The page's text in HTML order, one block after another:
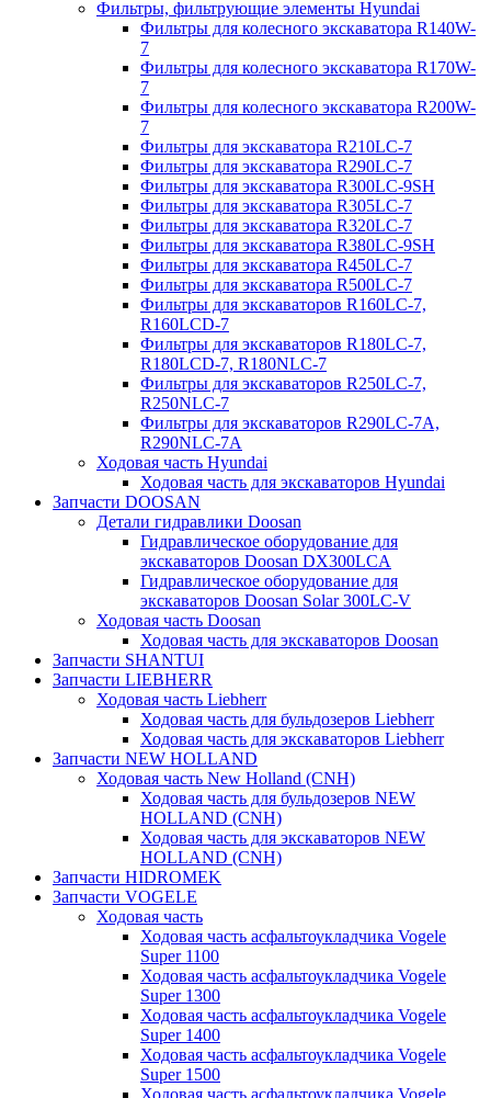
Фильтры, фильтрующие элементы Hyundai
Фильтры для колесного экскаватора R140W-
7
Фильтры для колесного экскаватора R170W-
7
Фильтры для колесного экскаватора R200W-
7
Фильтры для экскаватора R210LC-7
Фильтры для экскаватора R290LC-7
Фильтры для экскаватора R300LC-9SH
Фильтры для экскаватора R305LC-7
Фильтры для экскаватора R320LC-7
Фильтры для экскаватора R380LC-9SH
Фильтры для экскаватора R450LC-7
Фильтры для экскаватора R500LC-7
Фильтры для экскаваторов R160LC-7,
R160LCD-7
Фильтры для экскаваторов R180LC-7,
R180LCD-7, R180NLC-7
Фильтры для экскаваторов R250LC-7,
R250NLC-7
Фильтры для экскаваторов R290LC-7A,
R290NLC-7A
Ходовая часть Hyundai
Ходовая часть для экскаваторов Hyundai
Запчасти DOOSAN
Детали гидравлики Doosan
Гидравлическое оборудование для
экскаваторов Doosan DX300LCA
Гидравлическое оборудование для
экскаваторов Doosan Solar 300LC-V
Ходовая часть Doosan
Ходовая часть для экскаваторов Doosan
Запчасти SHANTUI
Запчасти LIEBHERR
Ходовая часть Liebherr
Ходовая часть для бульдозеров Liebherr
Ходовая часть для экскаваторов Liebherr
Запчасти NEW HOLLAND
Ходовая часть New Holland (CNH)
Ходовая часть для бульдозеров NEW
HOLLAND (CNH)
Ходовая часть для экскаваторов NEW
HOLLAND (CNH)
Запчасти HIDROMEK
Запчасти VOGELE
Ходовая часть
Ходовая часть асфальтоукладчика Vogele
Super 1100
Ходовая часть асфальтоукладчика Vogele
Super 1300
Ходовая часть асфальтоукладчика Vogele
Super 1400
Ходовая часть асфальтоукладчика Vogele
Super 1500
Ходовая часть асфальтоукладчика Vogele